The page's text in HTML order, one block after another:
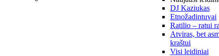
DJ Kaziukas
Etnožadintuvai
Ratilio – ratui
Atviras, bet
kraštui
Visi leidiniai